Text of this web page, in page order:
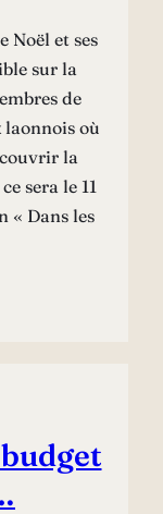
Noël et ses
sur la
de
laonnois où
la
sera le 11
« Dans les